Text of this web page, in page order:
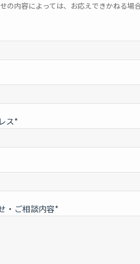
の内容によっては、お応えできかねる場
ス*
・ご相談内容*